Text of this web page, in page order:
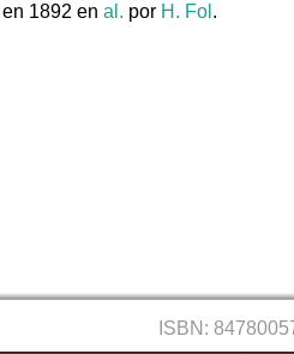
1892 en al. por H. Fol .
ISBN: